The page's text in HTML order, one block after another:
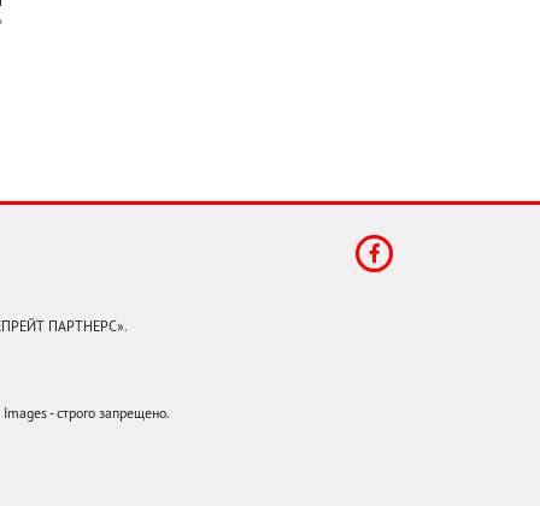
ПАРТНЕРС».
- строго запрещено.